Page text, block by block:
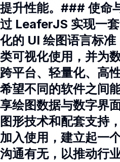
提升性能。### 使命
过 LeaferJS 实现一
化的 UI 绘图语言标
类可视化使用，并为
跨平台、轻量化、高
希望不同的软件之间
享绘图数据与数字界
图形技术和配套支持
加入使用，建立起一
沟通有无，以推动行